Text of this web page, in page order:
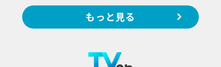
もっと見る